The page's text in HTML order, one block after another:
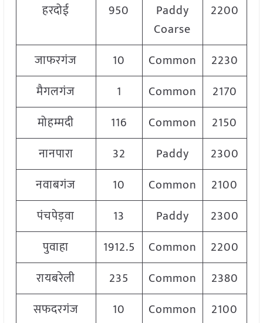
हरदोई
950
Paddy
Coarse
2200
जाफरगंज 10 Common 2230
मैगलगंज
1 Common 2170
मोहम्मदी
116 Common 2150
नानपारा
32 Paddy 2300
नवाबगंज
10 Common 2100
पंचपेड़वा
13 Paddy 2300
पुवाहा
1912.5 Common 2200
रायबरेली
235 Common 2380
सफदरगंज
10 Common 2100